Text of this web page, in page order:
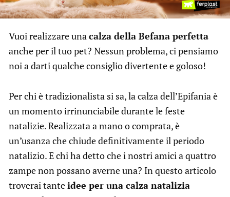
Vuoi realizzare unacalza della Befana perfetta
anche per il tuo pet? Nessun problema, ci pensiamo
noi a darti qualche consiglio divertente e goloso!
Per chi è tradizionalista si sa, la calza dell’Epifania è
un momento irrinunciabile durante le feste
natalizie. Realizzata a mano o comprata, è
un’usanza che chiude definitivamente il periodo
natalizio. E chi ha detto che i nostri amici a quattro
zampe non possano averne una? In questo articolo
troverai tanteidee per una calza natalizia